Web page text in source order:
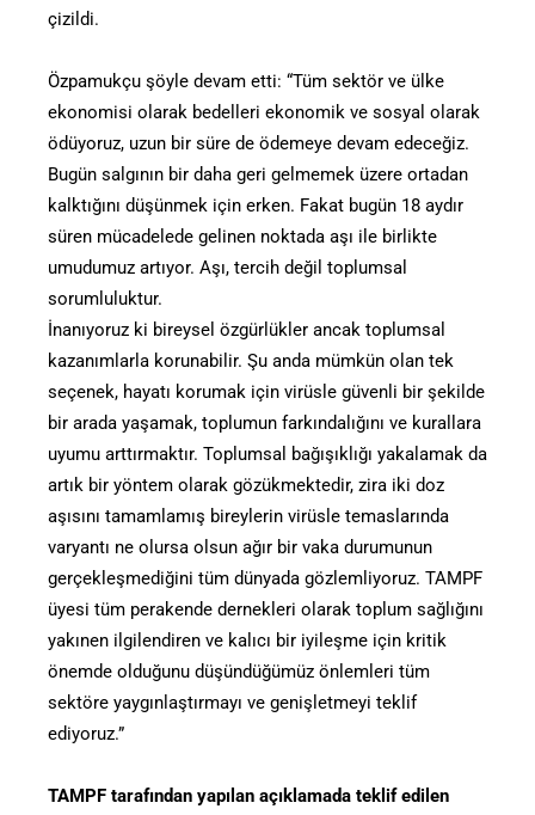
çizildi.
Özpamukçu şöyle devam etti: “Tüm sektör ve ülke
ekonomisi olarak bedelleri ekonomik ve sosyal olarak
ödüyoruz, uzun bir süre de ödemeye devam edeceğiz.
Bugün salgının bir daha geri gelmemek üzere ortadan
kalktığını düşünmek için erken. Fakat bugün 18 aydır
süren mücadelede gelinen noktada aşı ile birlikte
umudumuz artıyor. Aşı, tercih değil toplumsal
sorumluluktur.
İnanıyoruz ki bireysel özgürlükler ancak toplumsal
kazanımlarla korunabilir. Şu anda mümkün olan tek
seçenek, hayatı korumak için virüsle güvenli bir şekilde
bir arada yaşamak, toplumun farkındalığını ve kurallara
uyumu arttırmaktır. Toplumsal bağışıklığı yakalamak da
artık bir yöntem olarak gözükmektedir, zira iki doz
aşısını tamamlamış bireylerin virüsle temaslarında
varyantı ne olursa olsun ağır bir vaka durumunun
gerçekleşmediğini tüm dünyada gözlemliyoruz. TAMPF
üyesi tüm perakende dernekleri olarak toplum sağlığını
yakınen ilgilendiren ve kalıcı bir iyileşme için kritik
önemde olduğunu düşündüğümüz önlemleri tüm
sektöre yaygınlaştırmayı ve genişletmeyi teklif
ediyoruz.”
TAMPF tarafından yapılan açıklamada teklif edilen